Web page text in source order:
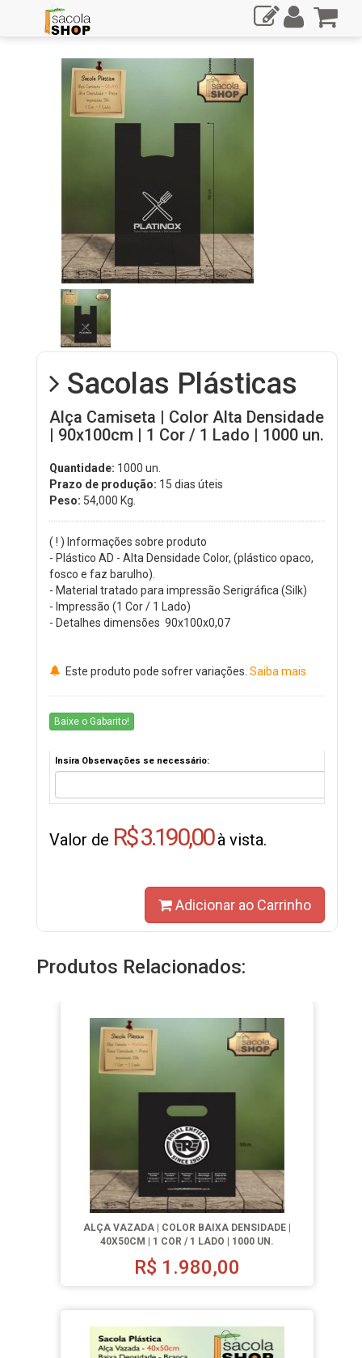
Sacolas Plásticas
Alça Camiseta | Color Alta Densidade
| 90x100cm | 1 Cor / 1 Lado | 1000 un.
Quantidade: 1000 un.
Prazo de produção: 15 dias úteis
Peso: 54,000 Kg.
( ! ) Informações sobre produto
- Plástico AD - Alta Densidade Color, (plástico opaco,
fosco e faz barulho).
- Material tratado para impressão Serigráfica (Silk)
- Impressão (1 Cor / 1 Lado)
- Detalhes dimensões 90x100x0,07
Este produto pode sofrer variações. Saiba mais
Baixe o Gabarito!
Insira Observações se necessário:
Valor de R$ 3.190,00à vista.
Adicionar ao Carrinho
Produtos Relacionados:
ALÇA VAZADA | COLOR BAIXA DENSIDADE |
40X50CM | 1 COR / 1 LADO | 1000 UN.
R$ 1.980,00